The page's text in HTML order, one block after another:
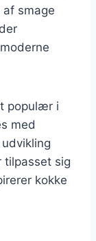
smage
populær i
med
tilpasset sig
kokke